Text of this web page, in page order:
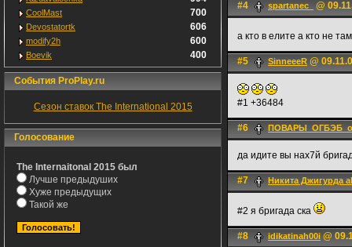
CoolMast 700
Devostatortk 606
modify2h 600
Boevik 400
События ProPlay.ru
Сезон ставок The International 2015
Голосование
The Internaitonal 2015 был
Лучше предыдуших
Хуже предыдущих
Такой же
#4 spartanec_ @
а кто в елите а кто не
#5 SinneeeR @
#1 +36484
#6
да идите вы нах7й
#7 Никита Джигурда
#2 я бригада ска
#8 idikatinah00i @